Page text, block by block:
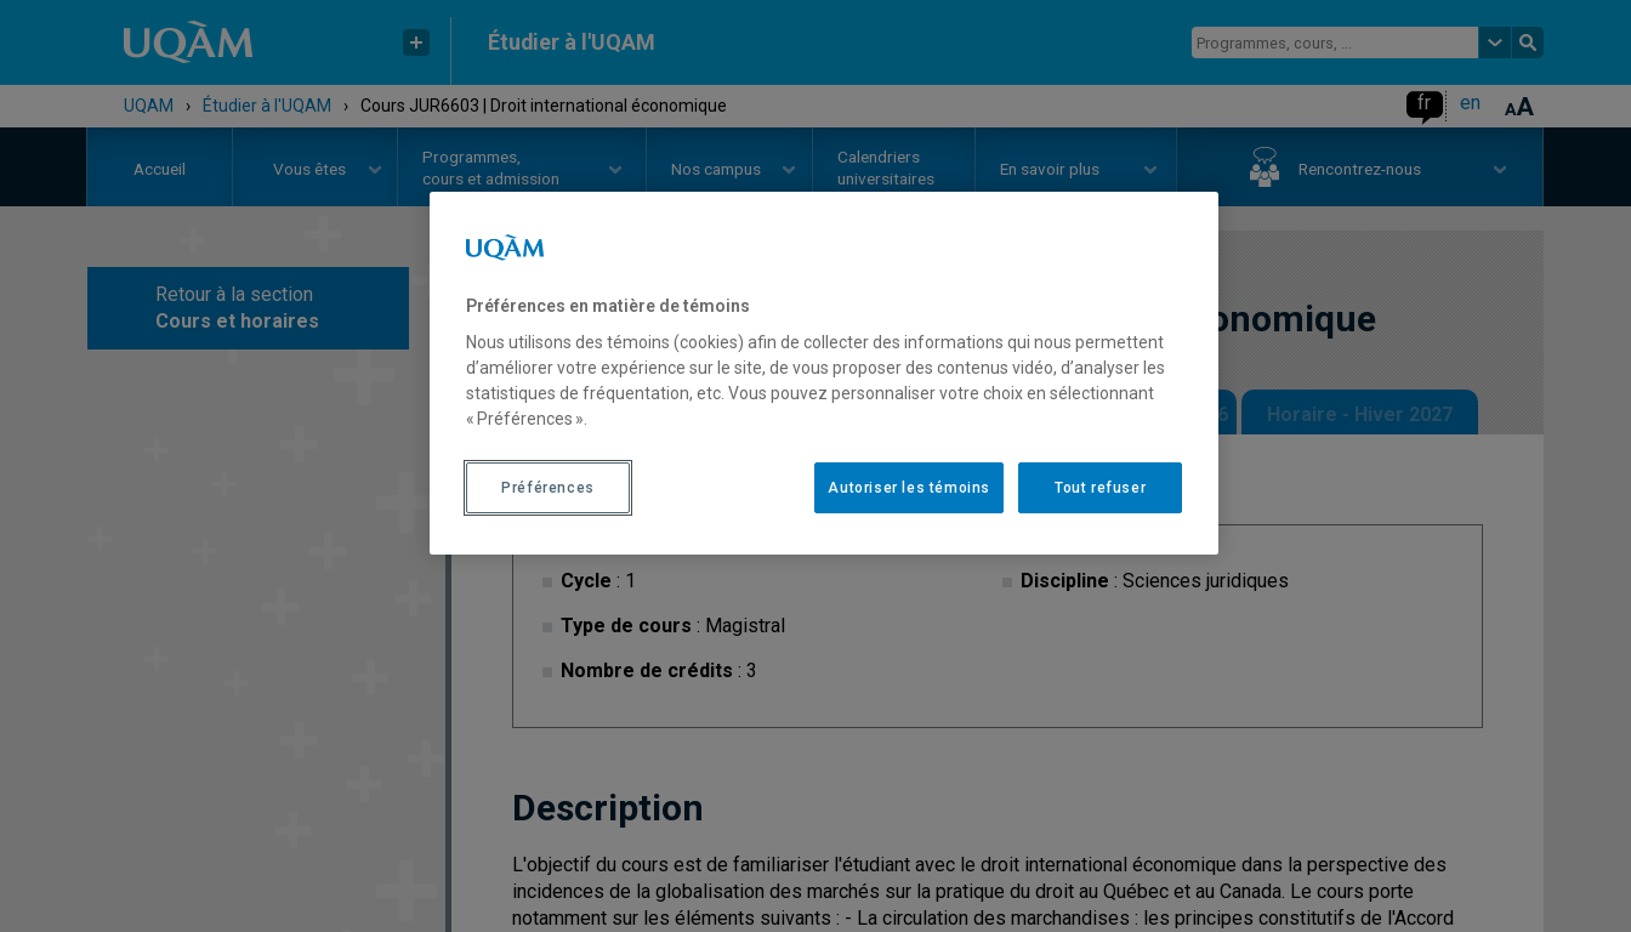
Étudier à l'UQAM
UQAM › Étudier à l'UQAM › Cours JUR6603 | Droit international économique fr en
Accueil Vous êtes
Programmes,
cours et admission
Nos campus
Calendriers
universitaires
En savoir plus Rencontrez-nous
Retour à la section
Cours et horaires
COURS// JUR6603 Droit international économique
Description Horaire - Automne 2026 Horaire - Hiver 2027
Cycle : 1
Type de cours : Magistral
Nombre de crédits : 3
Discipline : Sciences juridiques
Description
L'objectif du cours est de familiariser l'étudiant avec le droit international économique dans la perspective des
incidences de la globalisation des marchés sur la pratique du droit au Québec et au Canada. Le cours porte
notamment sur les éléments suivants : - La circulation des marchandises : les principes constitutifs de l'Accord
Préférences en matière de témoins
Nous utilisons des témoins (cookies) afin de collecter des informations qui nous permettent
d’améliorer votre expérience sur le site, de vous proposer des contenus vidéo, d’analyser les
statistiques de fréquentation, etc. Vous pouvez personnaliser votre choix en sélectionnant
« Préférences ».
Tout refuser
Autoriser les témoins
Préférences